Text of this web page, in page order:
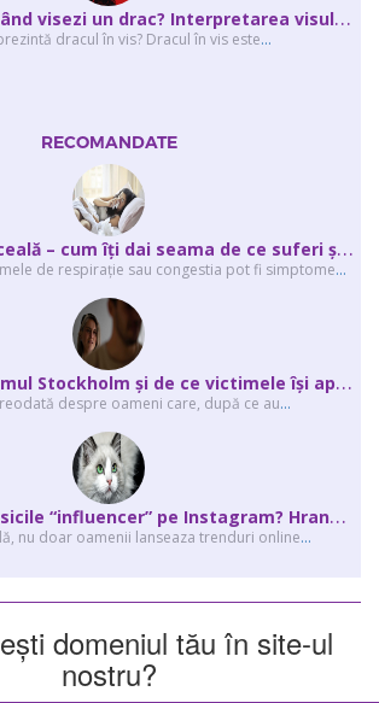
C
e înseamnă când visezi un drac? Interpretarea visului în care apar unul sau...
dracul în vis? Dracul în vis este...
RECOMANDATE
A
lergie sau răceală – cum îţi dai seama de ce suferi și de ce conteaz...
de respirație sau congestia pot fi simptome...
C
e este sindromul Stockholm și de ce victimele își apără agresorii.
despre oameni care, după ce au...
C
e mănâncă pisicile “influencer” pe Instagram? Hrana lor virală
nu doar oamenii lanseaza trenduri online...
domeniul tău în site-ul
nostru?